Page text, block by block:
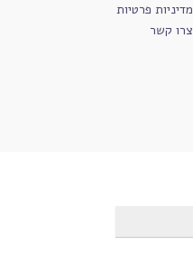
מדיניות פרטיות
צרו קשר